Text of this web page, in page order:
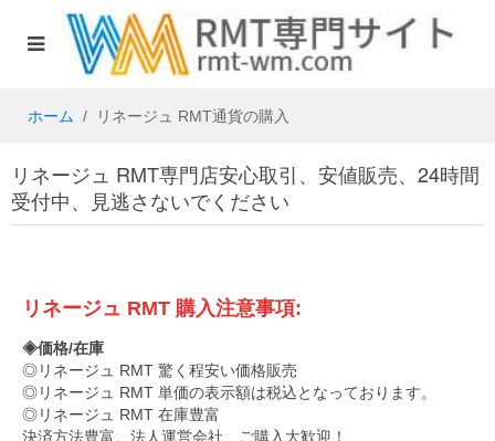
ホーム リネージュ RMT通貨の購入
リネージュ RMT専門店安心取引、安値販売、24時間
受付中、見逃さないでください
リネージュ RMT 購入注意事項:
◈価格/在庫
◎リネージュ RMT 驚く程安い価格販売
◎リネージュ RMT 単価の表示額は税込となっております。
◎リネージュ RMT 在庫豊富
決済方法豊富、法人運営会社、ご購入大歓迎！